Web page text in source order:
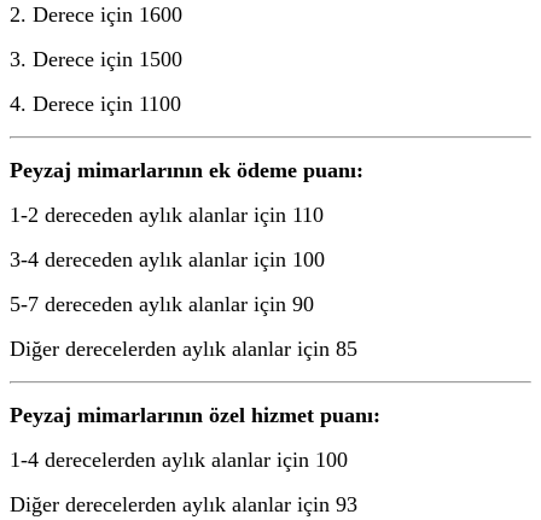
2. Derece için 1600
3. Derece için 1500
4. Derece için 1100
Peyzaj mimarlarının ek ödeme puanı:
1-2 dereceden aylık alanlar için 110
3-4 dereceden aylık alanlar için 100
5-7 dereceden aylık alanlar için 90
Diğer derecelerden aylık alanlar için 85
Peyzaj mimarlarının özel hizmet puanı:
1-4 derecelerden aylık alanlar için 100
Diğer derecelerden aylık alanlar için 93